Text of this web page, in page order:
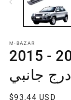
M-BAZAR
هيونداي توسان 2005 - 2015
درج جانبي
سعر
$93.44 USD